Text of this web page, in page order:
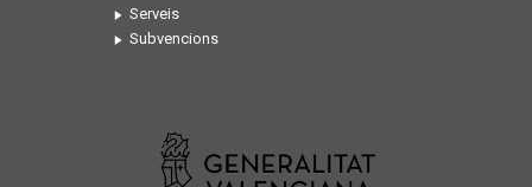
Serveis
Subvencions